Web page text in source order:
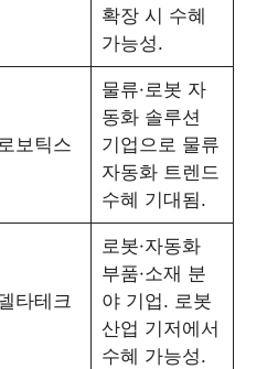
확장 시 수혜
가능성.
보틱스
물류·로봇 자
동화 솔루션
기업으로 물류
자동화 트렌드
수혜 기대됨.
타테크
로봇·자동화
부품·소재 분
야 기업. 로봇
산업 기저에서
수혜 가능성.